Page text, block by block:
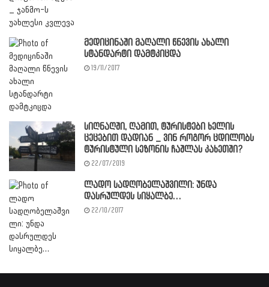
მედიცინაში მაღალი წნევის ახალი
სტანდარტი დამტკიცდა
19/11/2017
სიღნაღში, ღამით, ტურისტები ხელის
ცეცებით დადიან _ ვინ როგორ ცდილობს
ტურისტული სეზონის ჩაშლას კახეთში?
22/07/2019
ლადო სადღობელაშვილი: უნდა
დასრულდეს სიყალბე…
22/10/2017